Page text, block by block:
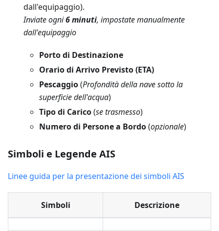
dall'equipaggio).
Inviate ogni6 minuti, impostate manualmente
dall'equipaggio
Porto di Destinazione
Orario di Arrivo Previsto (ETA)
Pescaggio(Profondità della nave sotto la
superficie dell'acqua)
Tipo di Carico(se trasmesso)
Numero di Persone a Bordo(opzionale)
Simboli e Legende AIS
Linee guida per la presentazione dei simboli AIS
Simboli Descrizione